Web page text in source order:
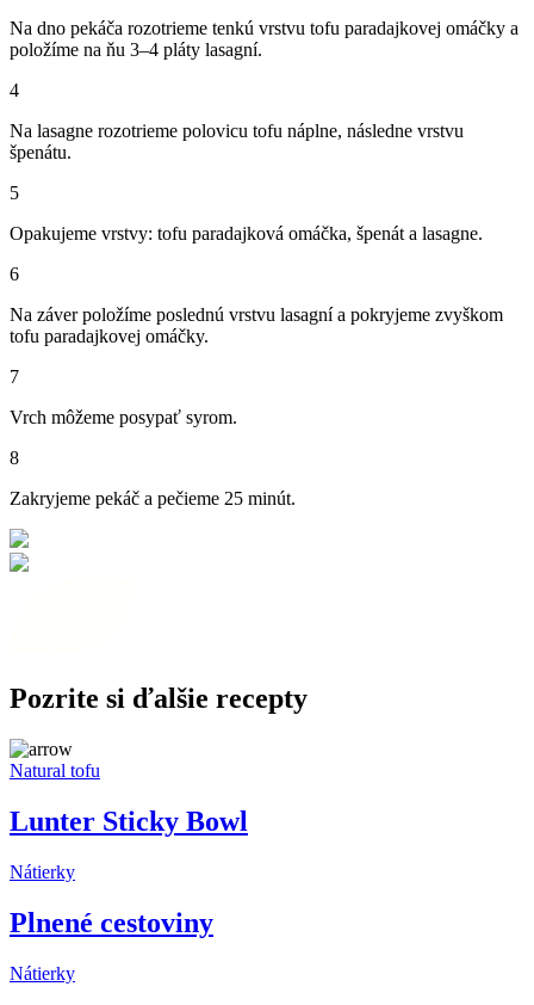
Na dno pekáča rozotrieme tenkú vrstvu tofu paradajkovej omáčky a
položíme na ňu 3–4 pláty lasagní.
4
Na lasagne rozotrieme polovicu tofu náplne, následne vrstvu
špenátu.
5
Opakujeme vrstvy: tofu paradajková omáčka, špenát a lasagne.
6
Na záver položíme poslednú vrstvu lasagní a pokryjeme zvyškom
tofu paradajkovej omáčky.
7
Vrch môžeme posypať syrom.
8
Zakryjeme pekáč a pečieme 25 minút.
Pozrite si ďalšie recepty
Natural tofu
Lunter Sticky Bowl
Nátierky
Plnené cestoviny
Nátierky